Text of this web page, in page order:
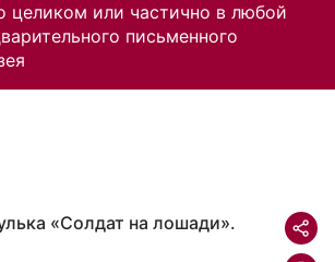
целиком или частично в любой
письменного
«Солдат на лошади».